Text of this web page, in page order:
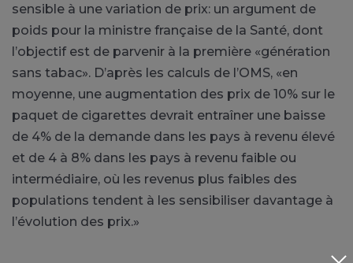
sensible à une variation de prix: un argument de
poids pour la ministre française de la Santé, dont
l’objectif est de parvenir à la première «génération
sans tabac». D’après les calculs de l’OMS, «en
moyenne, une augmentation des prix de 10% sur le
paquet de cigarettes devrait entraîner une baisse
de 4% de la demande dans les pays à revenu élevé
et de 4 à 8% dans les pays à revenu faible ou
intermédiaire, où les revenus plus faibles des
populations tendent à les sensibiliser davantage à
l’évolution des prix.»